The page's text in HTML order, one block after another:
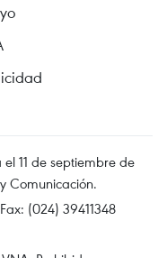
11 de septiembre de
Comunicación.
(024) 39411348